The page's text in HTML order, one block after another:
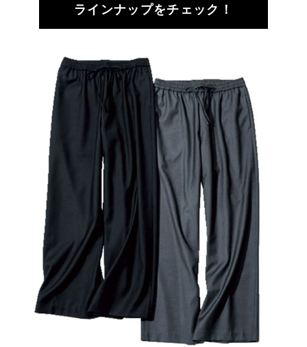
ラインナップをチェック！